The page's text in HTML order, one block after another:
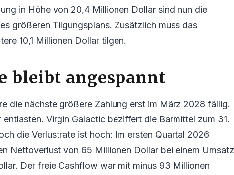
in Höhe von 20,4 Millionen Dollar sind nun die
größeren Tilgungsplans. Zusätzlich muss das
10,1 Millionen Dollar tilgen.
bleibt angespannt
die nächste größere Zahlung erst im März 2028 fällig.
Virgin Galactic beziffert die Barmittel zum 31.
die Verlustrate ist hoch: Im ersten Quartal 2026
Nettoverlust von 65 Millionen Dollar bei einem Umsatz
Der freie Cashflow war mit minus 93 Millionen